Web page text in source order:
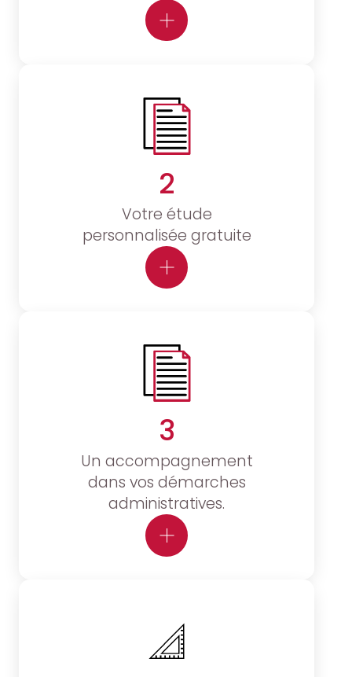
2
Votre étude
personnalisée gratuite
3
Un accompagnement
dans vos démarches
administratives.